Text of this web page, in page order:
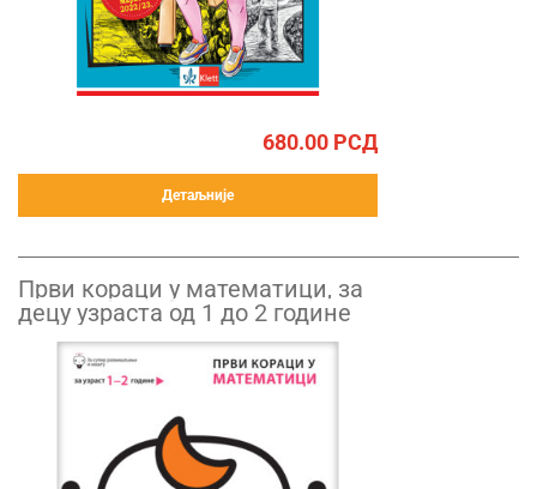
680.00 РСД
Детаљније
Први кораци у математици, за
децу узраста од 1 до 2 године